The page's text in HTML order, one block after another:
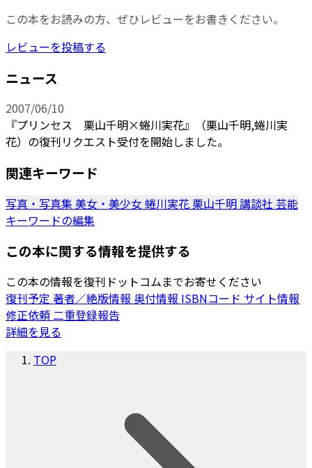
この本をお読みの方、ぜひレビューをお書きください。
レビューを投稿する
ニュース
2007/06/10
『プリンセス 栗山千明×蜷川実花』（栗山千明,蜷川実
花）の復刊リクエスト受付を開始しました。
関連キーワード
写真・写真集 美女・美少女蜷川実花栗山千明講談社 芸能
キーワードの編集
この本に関する情報を提供する
この本の情報を復刊ドットコムまでお寄せください
復刊予定 著者／絶版情報 奥付情報 ISBNコード サイト情報
修正依頼二重登録報告
詳細を見る
TOP